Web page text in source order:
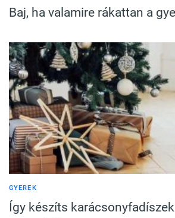
Baj, ha valamire rákattan a
GYEREK
Így készíts